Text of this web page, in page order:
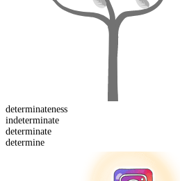
determinateness
indeterminate
determinate
determine